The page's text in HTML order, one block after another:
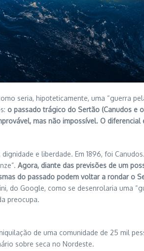
seria, hipoteticamente, uma “guerra
o passado trágico do Sertão (Canudos e
mas não impossível. O
e liberdade. Em 1896, foi
Agora, diante das previsões de um
do passado podem voltar a rondar o
Google, como se desenrolaria uma
preocupa.
de uma comunidade de 25 mil
sobre seca no Nordeste.